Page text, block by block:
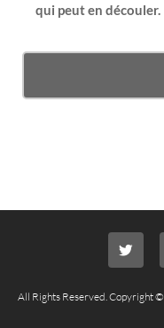
qui peut en découler.
All Rights Reserved. Copyright